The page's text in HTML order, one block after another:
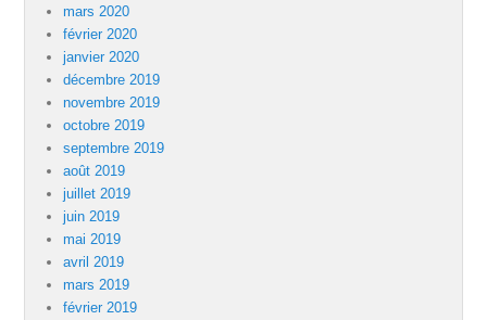
mars 2020
février 2020
janvier 2020
décembre 2019
novembre 2019
octobre 2019
septembre 2019
août 2019
juillet 2019
juin 2019
mai 2019
avril 2019
mars 2019
février 2019